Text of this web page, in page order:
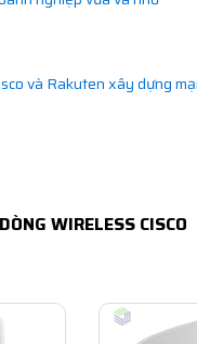
và Rakuten xây dựng
WIRELESS CISCO